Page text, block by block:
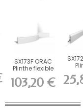
SX173F ORAC
Plinthe flexible
Flex L200 x...
103,20 €
L200